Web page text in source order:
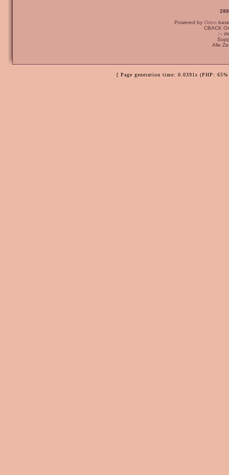
Powered by Orion
CBACK
:-:
Alle
[ Page generation time: 0.0391s (PHP: